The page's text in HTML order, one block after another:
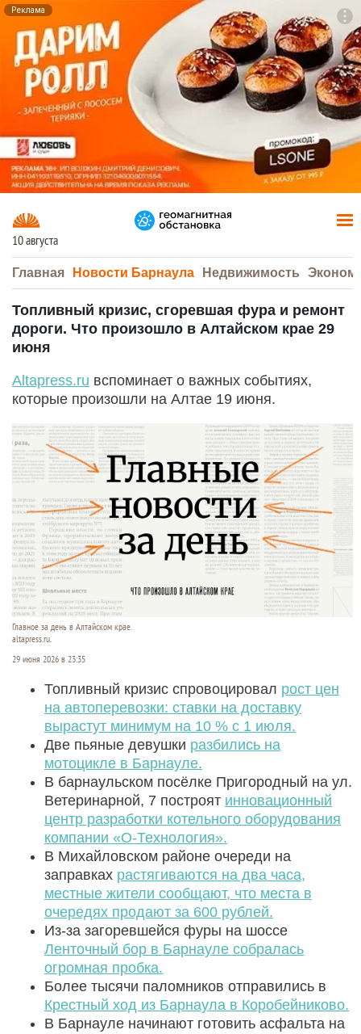
Реклама
10 августа
Главная Новости Барнаула Недвижимость
Топливный кризис, сгоревшая фура и ремонт
дороги. Что произошло в Алтайском крае 29
июня
Altapress.ru вспоминает о важных событиях,
которые произошли на Алтае 19 июня.
Главное за день в Алтайском крае.
altapress.ru.
29 июня 2026 в 23:35
Топливный кризис спровоцировал рост цен
на автоперевозки: ставки на доставку
вырастут минимум на 10 % с 1 июля.
Две пьяные девушки разбились на
мотоцикле в Барнауле.
В барнаульском посёлке Пригородный на ул.
Ветеринарной, 7 построят инновационный
центр разработки котельного оборудования
компании «О-Технология».
В Михайловском районе очереди на
заправках растягиваются на два часа,
местные жители сообщают, что места в
очередях продают за 600 рублей.
Из-за загоревшейся фуры на шоссе
Ленточный бор в Барнауле собралась
огромная пробка.
Более тысячи паломников отправились в
Крестный ход из Барнаула в Коробейниково.
В Барнауле начинают готовить асфальта на